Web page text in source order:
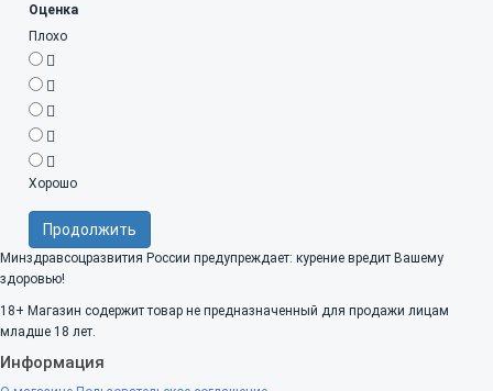
Оценка
Плохо
Хорошо
Продолжить
Минздравсоцразвития России предупреждает: курение вредит Вашему
здоровью!
18+ Магазин содержит товар не предназначенный для продажи лицам
младше 18 лет.
Информация